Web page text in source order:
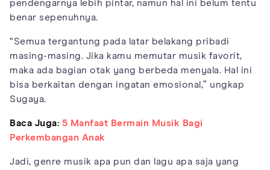
pendengarnya lebih pintar, namun hal ini belum tentu
benar sepenuhnya.
“Semua tergantung pada latar belakang pribadi
masing-masing. Jika kamu memutar musik favorit,
maka ada bagian otak yang berbeda menyala. Hal ini
bisa berkaitan dengan ingatan emosional,” ungkap
Sugaya.
Baca Juga: 5 Manfaat Bermain Musik Bagi
Perkembangan Anak
Jadi, genre musik apa pun dan lagu apa saja yang